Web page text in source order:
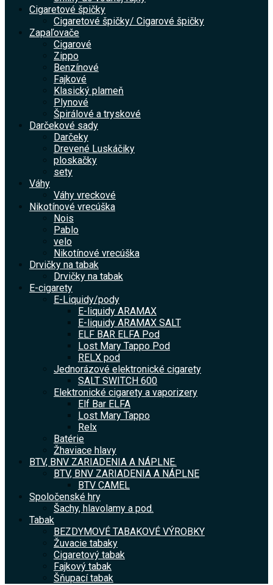
Cigaretové špičky
Cigaretové špičky/ Cigarové špičky
Zapaľovače
Cigarové
Zippo
Benzínové
Fajkové
Klasický plameň
Plynové
Špirálové a tryskové
Darčekové sady
Darčeky
Drevené Luskáčiky
ploskačky
sety
Váhy
Váhy vreckové
Nikotínové vrecúška
Nois
Pablo
velo
Nikotínové vrecúška
Drvičky na tabak
Drvičky na tabak
E-cigarety
E-Liquidy/pody
E-liquidy ARAMAX
E-liquidy ARAMAX SALT
ELF BAR ELFA Pod
Lost Mary Tappo Pod
RELX pod
Jednorázové elektronické cigarety
SALT SWITCH 600
Elektronické cigarety a vaporizery
Elf Bar ELFA
Lost Mary Tappo
Relx
Batérie
Žhaviace hlavy
BTV, BNV ZARIADENIA A NÁPLNE.
BTV, BNV ZARIADENIA A NÁPLNE
BTV CAMEL
Spoločenské hry
Šachy, hlavolamy a pod.
Tabak
BEZDYMOVÉ TABAKOVÉ VÝROBKY
Žuvacie tabaky
Cigaretový tabak
Fajkový tabak
Šňupací tabak